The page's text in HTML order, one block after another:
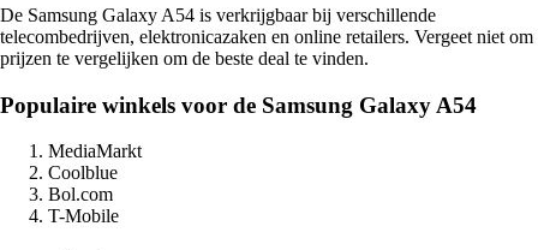
De Samsung Galaxy A54 is verkrijgbaar bij verschillende
telecombedrijven, elektronicazaken en online retailers. Vergeet niet om
prijzen te vergelijken om de beste deal te vinden.
Populaire winkels voor de Samsung Galaxy A54
MediaMarkt
Coolblue
Bol.com
T-Mobile